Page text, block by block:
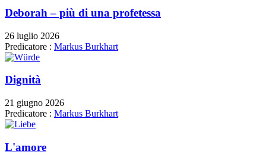
Deborah – più di una profetessa
26 luglio 2026
Predicatore : Markus Burkhart
Dignità
21 giugno 2026
Predicatore : Markus Burkhart
L'amore